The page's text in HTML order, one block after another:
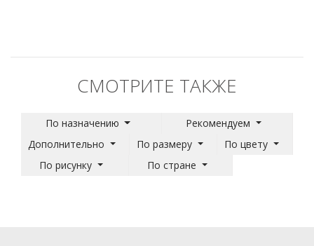
СМОТРИТЕ ТАКЖЕ
По назначению
Рекомендуем
Дополнительно
По размеру
По цвету
По рисунку
По стране